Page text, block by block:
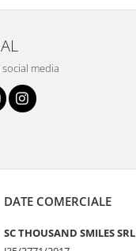
media
DATE COMERCIALE
SC THOUSAND SMILES SRL